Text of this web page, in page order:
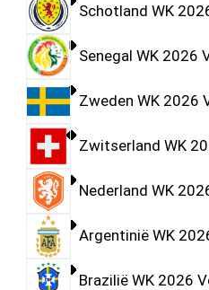
Schotland WK
Senegal WK 2026
Zweden WK 2026
Zwitserland WK
Nederland WK
Argentinië WK
Brazilië WK 2026